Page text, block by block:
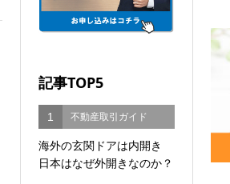
記事TOP5
1 不動産取引ガイド
海外の玄関ドアは内開き
日本はなぜ外開きなのか？